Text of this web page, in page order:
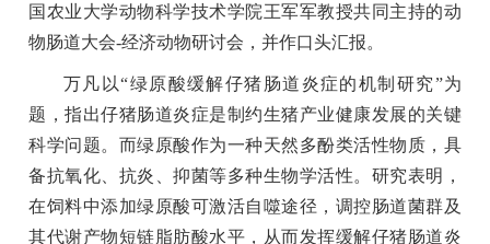
国农业大学动物科学技术学院王军军教授共同主持的动
物肠道大会-经济动物研讨会，并作口头汇报。
万凡以“绿原酸缓解仔猪肠道炎症的机制研究”为
题，指出仔猪肠道炎症是制约生猪产业健康发展的关键
科学问题。而绿原酸作为一种天然多酚类活性物质，具
备抗氧化、抗炎、抑菌等多种生物学活性。研究表明，
在饲料中添加绿原酸可激活自噬途径，调控肠道菌群及
其代谢产物短链脂肪酸水平，从而发挥缓解仔猪肠道炎